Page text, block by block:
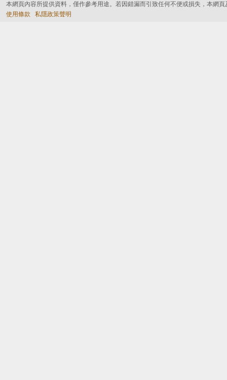
本網頁內容所提供資料，僅作參考用途。若因錯漏而引致任何不便或損失，本網
使用條款
私隱政策聲明